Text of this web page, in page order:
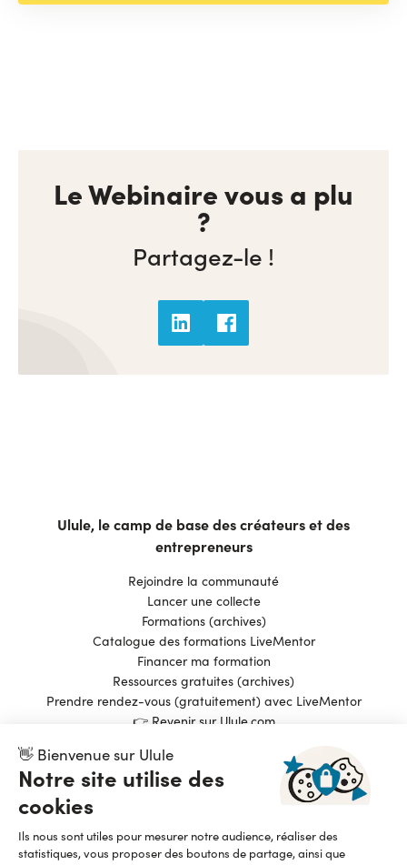
👋 Bienvenue sur Ulule
Notre site utilise des
cookies
Ils nous sont utiles pour mesurer notre audience, réaliser des
statistiques, vous proposer des boutons de partage, ainsi que
Le Webinaire vous a plu
?
Partagez-le !
Ulule, le camp de base des créateurs et des
entrepreneurs
Rejoindre la communauté
Lancer une collecte
Formations (archives)
Catalogue des formations LiveMentor
Financer ma formation
Ressources gratuites (archives)
Prendre rendez-vous (gratuitement) avec LiveMentor
👉 Revenir sur Ulule.com
Pionnier du financement participatif et de l’impact
positif, Ulule est une entreprise fièrement B Corp
Lire notre manifeste